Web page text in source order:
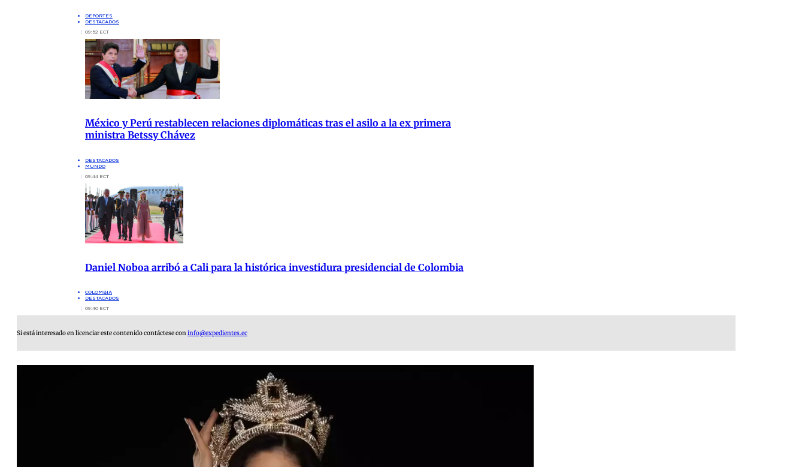
DEPORTES
DESTACADOS
09:52 ECT
México y Perú restablecen relaciones diplomáticas tras el asilo a la ex primera
ministra Betssy Chávez
DESTACADOS
MUNDO
09:44 ECT
Daniel Noboa arribó a Cali para la histórica investidura presidencial de Colombia
COLOMBIA
DESTACADOS
09:40 ECT
Si está interesado en licenciar este contenido contáctese con info@expedientes.ec